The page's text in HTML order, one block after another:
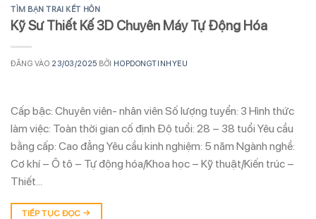
TÌM BẠN TRAI KẾT HÔN
Kỹ Sư Thiết Kế 3D Chuyên Máy Tự Động Hóa
ĐĂNG VÀO 23/03/2025 BỞI HOPDONGTINHYEU
Cấp bậc: Chuyên viên- nhân viên Số lượng tuyển: 3 Hình thức
làm việc: Toàn thời gian cố định Độ tuổi: 28 – 38 tuổi Yêu cầu
bằng cấp: Cao đẳng Yêu cầu kinh nghiệm: 5 năm Ngành nghề:
Cơ khí – Ô tô – Tự động hóa/Khoa học – Kỹ thuật/Kiến trúc –
Thiết…
TIẾP TỤC ĐỌC →